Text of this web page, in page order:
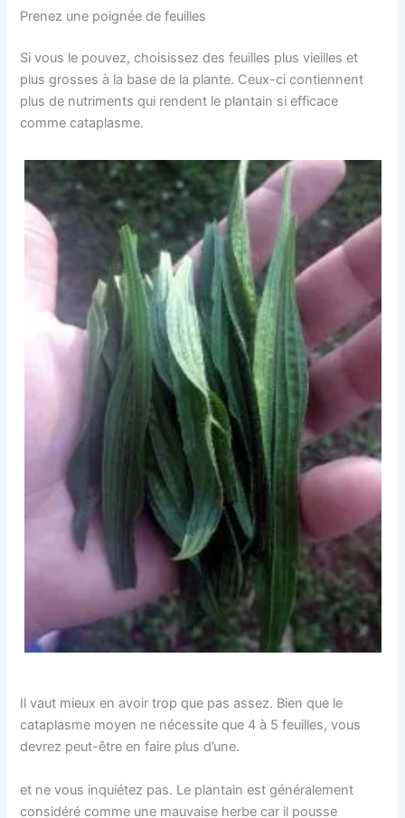
Prenez une poignée de feuilles
Si vous le pouvez, choisissez des feuilles plus vieilles et
plus grosses à la base de la plante. Ceux-ci contiennent
plus de nutriments qui rendent le plantain si efficace
comme cataplasme.
Il vaut mieux en avoir trop que pas assez. Bien que le
cataplasme moyen ne nécessite que 4 à 5 feuilles, vous
devrez peut-être en faire plus d’une.
et ne vous inquiétez pas. Le plantain est généralement
considéré comme une mauvaise herbe car il pousse